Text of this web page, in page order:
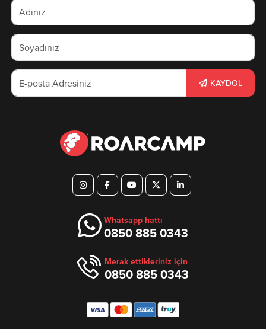
KAYDOL
Whatsapp hattı
0850 885 0343
Merak ettikleriniz için
0850 885 0343